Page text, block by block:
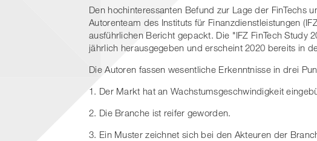
Den hochinteressanten Befund zur Lage der FinTechs
Autorenteam des Instituts für Finanzdienstleistungen
ausführlichen Bericht gepackt. Die "IFZ FinTech Study
jährlich herausgegeben und erscheint 2020 bereits in
Die Autoren fassen wesentliche Erkenntnisse in drei
1. Der Markt hat an Wachstumsgeschwindigkeit
2. Die Branche ist reifer geworden.
3. Ein Muster zeichnet sich bei den Akteuren der